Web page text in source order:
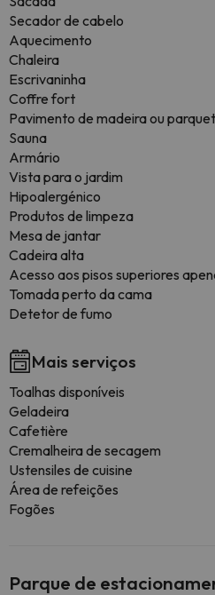
Secador de cabelo
Aquecimento
Chaleira
Escrivaninha
Coffre fort
Pavimento de madeira ou parquet
Sauna
Armário
Vista para o jardim
Hipoalergénico
Produtos de limpeza
Mesa de jantar
Cadeira alta
Acesso aos pisos superiores
Tomada perto da cama
Detetor de fumo
Mais serviços
Toalhas disponíveis
Geladeira
Cafetière
Cremalheira de secagem
Ustensiles de cuisine
Área de refeições
Fogões
Parque de